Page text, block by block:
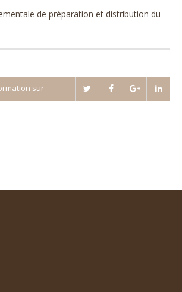
de préparation et distribution du
sur